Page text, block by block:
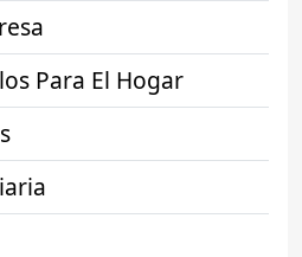
Para El Hogar